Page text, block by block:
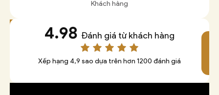
Khách hàng
4.98Đánh giá từ khách hàng
Xếp hạng 4,9 sao dựa trên hơn 1200 đánh giá